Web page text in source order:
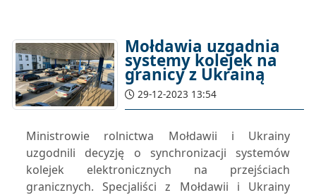
Mołdawia uzgadnia
systemy kolejek na
granicy z Ukrainą
29-12-2023 13:54
Ministrowie rolnictwa Mołdawii i Ukrainy
uzgodnili decyzję o synchronizacji systemów
kolejek elektronicznych na przejściach
granicznych. Specjaliści z Mołdawii i Ukrainy